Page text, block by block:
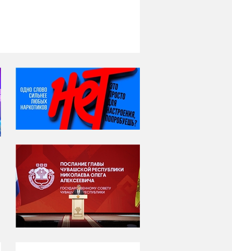
НИ ДНЯ БЕЗ ДАТЫ...
07 августа
Я встретил вас – и
всё былое...